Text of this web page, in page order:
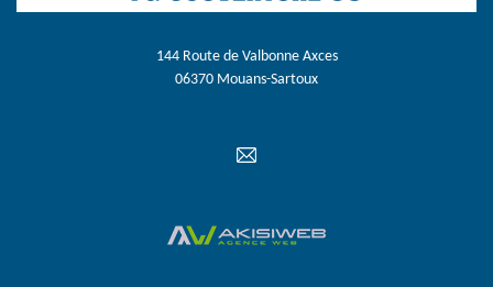
144 Route de Valbonne Axces
06370 Mouans-Sartoux